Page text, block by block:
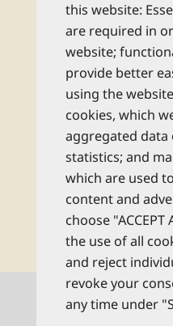
Abonnieren Sie
monatlichen
bestens informiert
und
Rechtliche
this website:
are required in
website;
provide better
using the
cookies, which
aggregated data
statistics; and
which are used
content and
choose
the use of all
and reject
revoke your
any time under